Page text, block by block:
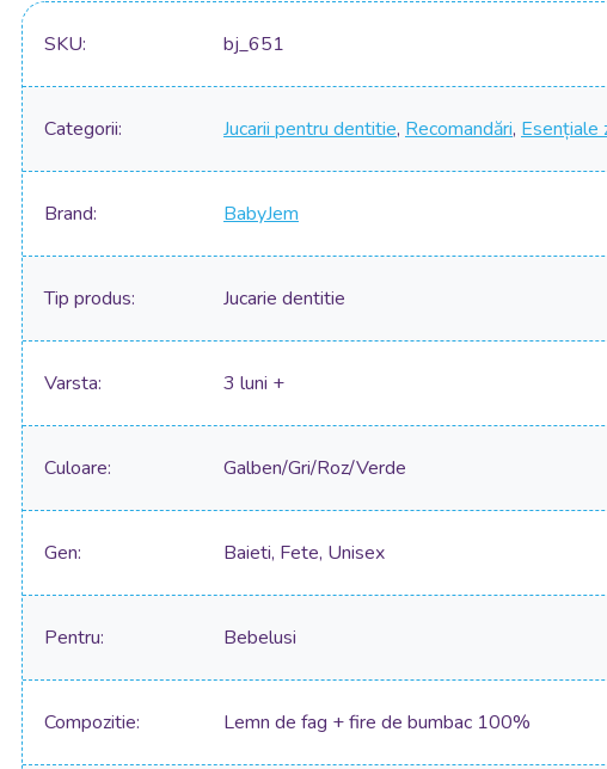
SKU bj_651
Categorii Jucarii pentru dentitie, Recomandări, Esențiale
Brand BabyJem
Tip produs Jucarie dentitie
Varsta 3 luni +
Culoare Galben/Gri/Roz/Verde
Gen Baieti, Fete, Unisex
Pentru Bebelusi
Compozitie Lemn de fag + fire de bumbac 100%